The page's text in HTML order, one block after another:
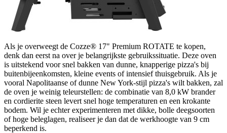
Als je overweegt de Cozze® 17" Premium ROTATE te kopen,
denk dan eerst na over je belangrijkste gebruikssituatie. Deze oven
is uitstekend voor snel bakken van dunne, knapperige pizza's bij
buitenbijeenkomsten, kleine events of intensief thuisgebruik. Als je
vooral Napolitaanse of dunne New York-stijl pizza's wilt bakken, zal
de oven je weinig teleurstellen: de combinatie van 8,0 kW brander
en cordierite steen levert snel hoge temperaturen en een krokante
bodem. Wil je echter experimenteren met dikke, bolle deegsoorten
of hoge beleglagen, realiseer je dan dat de werkhoogte van 9 cm
beperkend is.